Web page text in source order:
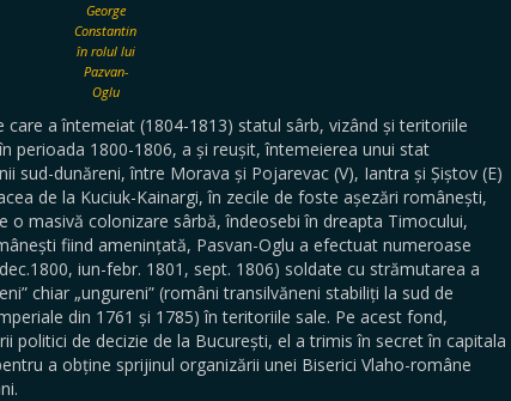
George
Constantin
în rolul lui
Pazvan-
Oglu
a întemeiat (1804-1813) statul sârb, vizând și teritoriile
perioada 1800-1806, a și reușit, întemeierea unui stat
sud-dunăreni, între Morava și Pojarevac (V), Iantra și Șiștov (E)
de la Kuciuk-Kainargi, în zecile de foste așezări românești,
o masivă colonizare sârbă, îndeosebi în dreapta Timocului,
fiind amenințată, Pasvan-Oglu a efectuat numeroase
iun-febr. 1801, sept. 1806) soldate cu strămutarea a
chiar „ungureni” (români transilvăneni stabiliți la sud de
din 1761 și 1785) în teritoriile sale. Pe acest fond,
politici de decizie de la București, el a trimis în secret în capitala
a obține sprijinul organizării unei Biserici Vlaho-române